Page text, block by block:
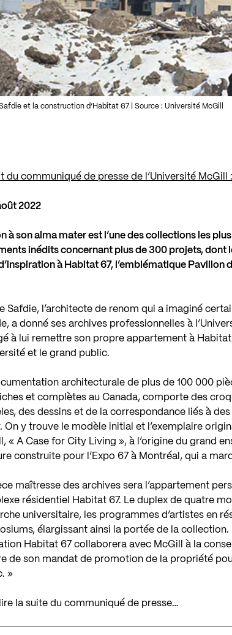
et la construction d’Habitat 67 | Source : Université McGill
du communiqué de presse de l’Université McGill :
2022
à son alma mater est l’une des collections les
inédits concernant plus de 300 projets, dont
à Habitat 67, l’emblématique Pavillon
Safdie, l’architecte de renom qui a imaginé
a donné ses archives professionnelles à
à lui remettre son propre appartement à
et le grand public.
architecturale de plus de 100 000
et complètes au Canada, comporte des
des dessins et de la correspondance liés à
On y trouve le modèle initial et l’exemplaire
« A Case for City Living », à l’origine du grand
construite pour l’Expo 67 à Montréal, qui a
maîtresse des archives sera l’appartement
résidentiel Habitat 67. Le duplex de quatre
universitaire, les programmes d’artistes en
élargissant ainsi la portée de la collection.
Habitat 67 collaborera avec McGill à la
de son mandat de promotion de la propriété
»
la suite du communiqué de presse…